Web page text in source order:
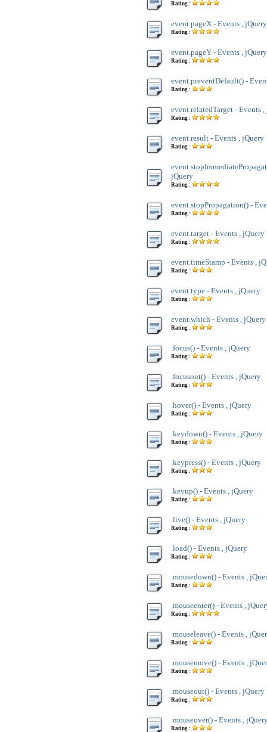
Rating :
event.pageX - Events , jQuery
Rating :
event.pageY - Events , jQuery
Rating :
event.preventDefault() -
Rating :
event.relatedTarget - Events
Rating :
event.result - Events , jQuery
Rating :
jQuery
Rating :
event.stopPropagation() -
Rating :
event.target - Events , jQuery
Rating :
event.timeStamp - Events ,
Rating :
event.type - Events , jQuery
Rating :
event.which - Events , jQuery
Rating :
.focus() - Events , jQuery
Rating :
.focusout() - Events , jQuery
Rating :
.hover() - Events , jQuery
Rating :
.keydown() - Events , jQuery
Rating :
.keypress() - Events , jQuery
Rating :
.keyup() - Events , jQuery
Rating :
.live() - Events , jQuery
Rating :
.load() - Events , jQuery
Rating :
.mousedown() - Events ,
Rating :
.mouseenter() - Events ,
Rating :
.mouseleave() - Events ,
Rating :
.mousemove() - Events ,
Rating :
.mouseout() - Events , jQuery
Rating :
.mouseover() - Events ,
Rating :